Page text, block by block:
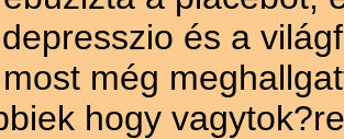
és a
még
hogy